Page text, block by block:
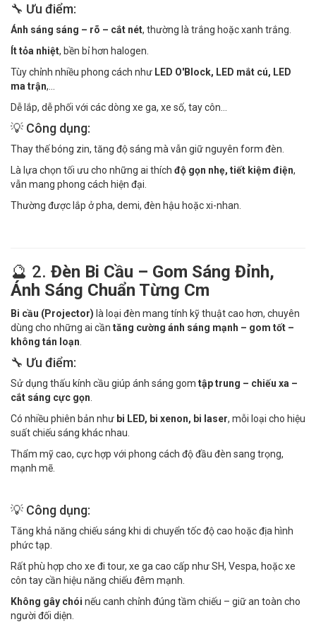
🔧 Ưu điểm:
Ánh sáng sáng – rõ – cắt nét, thường là trắng hoặc xanh trắng.
Ít tỏa nhiệt, bền bỉ hơn halogen.
Tùy chỉnh nhiều phong cách như LED O'Block, LED mắt cú, LED
ma trận,...
Dễ lắp, dễ phối với các dòng xe ga, xe số, tay côn...
💡 Công dụng:
Thay thế bóng zin, tăng độ sáng mà vẫn giữ nguyên form đèn.
Là lựa chọn tối ưu cho những ai thích độ gọn nhẹ, tiết kiệm điện,
vẫn mang phong cách hiện đại.
Thường được lắp ở pha, demi, đèn hậu hoặc xi-nhan.
🔮 2. Đèn Bi Cầu – Gom Sáng Đỉnh,
Ánh Sáng Chuẩn Từng Cm
Bi cầu (Projector) là loại đèn mang tính kỹ thuật cao hơn, chuyên
dùng cho những ai cần tăng cường ánh sáng mạnh – gom tốt –
không tán loạn
🔧 Ưu điểm:
Sử dụng thấu kính cầu giúp ánh sáng gom tập trung – chiếu xa –
cắt sáng cực gọn
Có nhiều phiên bản như bi LED, bi xenon, bi laser, mỗi loại cho hiệu
suất chiếu sáng khác nhau.
Thẩm mỹ cao, cực hợp với phong cách độ đầu đèn sang trọng,
mạnh mẽ.
💡 Công dụng:
Tăng khả năng chiếu sáng khi di chuyển tốc độ cao hoặc địa hình
phức tạp.
Rất phù hợp cho xe đi tour, xe ga cao cấp như SH, Vespa, hoặc xe
côn tay cần hiệu năng chiếu đêm mạnh.
Không gây chói nếu canh chỉnh đúng tầm chiếu – giữ an toàn cho
người đối diện.